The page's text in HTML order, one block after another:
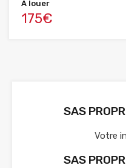
A louer
175€
SAS
Votre
SAS